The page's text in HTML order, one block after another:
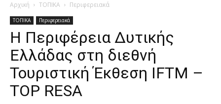
Αρχική ΤΟΠΙΚΑ Περιφερειακά
ΤΟΠΙΚΑ Περιφερειακά
Η Περιφέρεια Δυτικής
Ελλάδας στη διεθνή
Τουριστική Έκθεση IFTM –
TOP RESA